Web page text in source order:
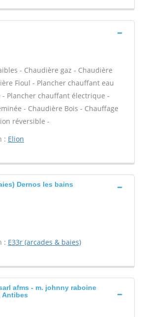
- Chaudière gaz - Chaudière
Fioul - Plancher chauffant eau
Plancher chauffant électrique -
- Chaudière Bois - Chauffage
réversible -
: Elion
Dernos les bains
: E33r (arcades & baies)
afms - m. johnny raboine
Antibes